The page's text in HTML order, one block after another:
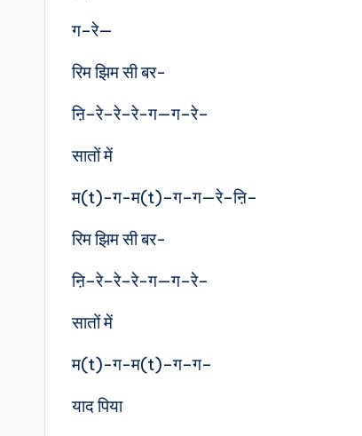
ग–रे—
रिम झिम सी बर-
ऩि–रे–रे–रे-ग—ग–रे–
सातों में
म(t)-ग-म(t)–ग–ग—रे–ऩि–
रिम झिम सी बर-
ऩि–रे–रे–रे-ग—ग–रे–
सातों में
म(t)-ग-म(t)–ग–ग–
याद पिया